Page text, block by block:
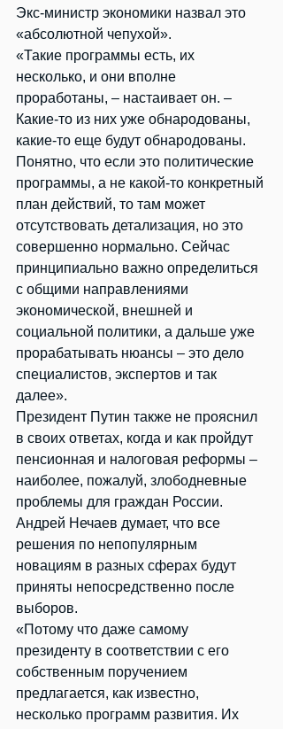
Экс-министр экономики назвал это
«абсолютной чепухой».
«Такие программы есть, их
несколько, и они вполне
проработаны, – настаивает он. –
Какие-то из них уже обнародованы,
какие-то еще будут обнародованы.
Понятно, что если это политические
программы, а не какой-то конкретный
план действий, то там может
отсутствовать детализация, но это
совершенно нормально. Сейчас
принципиально важно определиться
с общими направлениями
экономической, внешней и
социальной политики, а дальше уже
прорабатывать нюансы – это дело
специалистов, экспертов и так
далее».
Президент Путин также не прояснил
в своих ответах, когда и как пройдут
пенсионная и налоговая реформы –
наиболее, пожалуй, злободневные
проблемы для граждан России.
Андрей Нечаев думает, что все
решения по непопулярным
новациям в разных сферах будут
приняты непосредственно после
выборов.
«Потому что даже самому
президенту в соответствии с его
собственным поручением
предлагается, как известно,
несколько программ развития. Их